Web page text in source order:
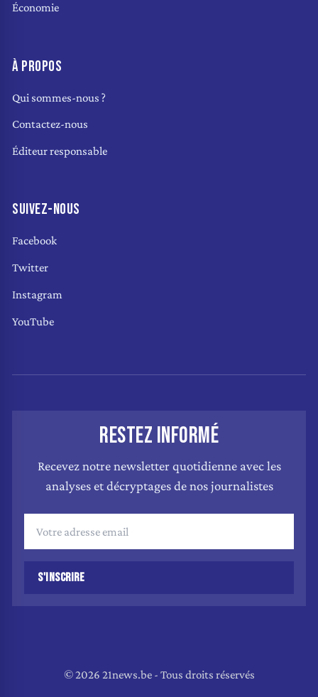
Économie
À PROPOS
Qui sommes-nous ?
Contactez-nous
Éditeur responsable
SUIVEZ-NOUS
Facebook
Twitter
Instagram
YouTube
RESTEZ INFORMÉ
Recevez notre newsletter quotidienne avec les
analyses et décryptages de nos journalistes
S'INSCRIRE
© 2026 21news.be - Tous droits réservés